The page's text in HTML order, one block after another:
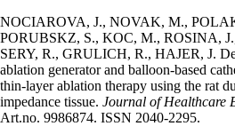
NOCIAROVA, J., NOVAK, M.,
PORUBSKZ, S., KOC, M., ROSINA,
SERY, R., GRULICH, R., HAJER, J.
ablation generator and balloon-based
thin-layer ablation therapy using the rat
impedance tissue. Journal of Healthcare
Art.no. 9986874. ISSN 2040-2295.